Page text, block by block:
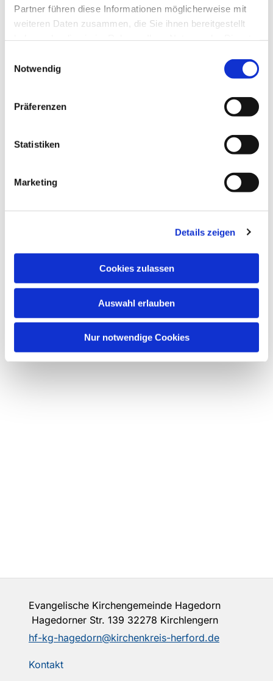
Partner führen diese Informationen möglicherweise mit
weiteren Daten zusammen, die Sie ihnen bereitgestellt
Notwendig
Präferenzen
Statistiken
Marketing
Details zeigen
Cookies zulassen
Auswahl erlauben
Nur notwendige Cookies
Dies könnte Sie auch
interessieren
Evangelische Kirchengemeinde Hagedorn
Hagedorner Str. 139 32278 Kirchlengern
hf-kg-hagedorn@kirchenkreis-herford.de
Kontakt